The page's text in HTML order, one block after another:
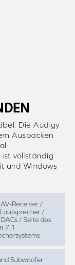
Die Audigy
Auspacken
vollständig
und Windows
Receiver /
/
/ Seite des
7.1-
Subwoofer